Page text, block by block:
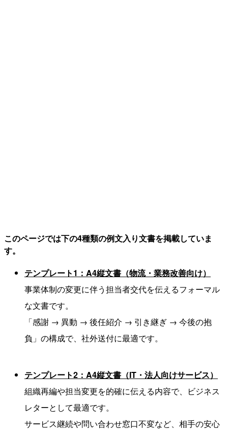
このページでは下の4種類の例文入り文書を掲載していま
す。
テンプレート1：A4縦文書（物流・業務改善向け）
事業体制の変更に伴う担当者交代を伝えるフォーマル
な文書です。
「感謝 → 異動 → 後任紹介 → 引き継ぎ → 今後の抱
負」の構成で、社外送付に最適です。
テンプレート2：A4縦文書（IT・法人向けサービス）
組織再編や担当変更を的確に伝える内容で、ビジネス
レターとして最適です。
サービス継続や問い合わせ窓口不変など、相手の安心